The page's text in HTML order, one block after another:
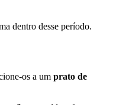
dentro desse período.
os a um prato de